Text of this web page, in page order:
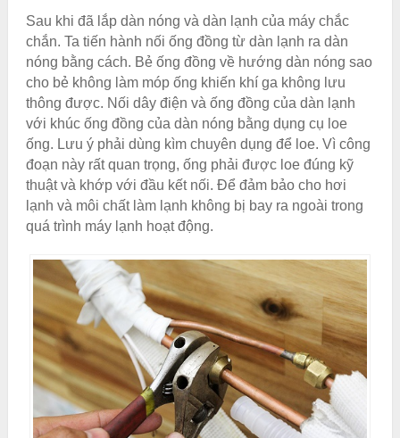
Sau khi đã lắp dàn nóng và dàn lạnh của máy chắc
chắn. Ta tiến hành nối ống đồng từ dàn lạnh ra dàn
nóng bằng cách. Bẻ ống đồng về hướng dàn nóng sao
cho bẻ không làm móp ống khiến khí ga không lưu
thông được. Nối dây điện và ống đồng của dàn lạnh
với khúc ống đồng của dàn nóng bằng dụng cụ loe
ống. Lưu ý phải dùng kìm chuyên dụng để loe. Vì công
đoạn này rất quan trọng, ống phải được loe đúng kỹ
thuật và khớp với đầu kết nối. Để đảm bảo cho hơi
lạnh và môi chất làm lạnh không bị bay ra ngoài trong
quá trình máy lạnh hoạt động.